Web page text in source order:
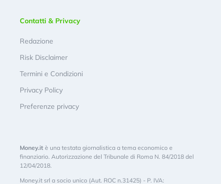
Contatti & Privacy
Redazione
Risk Disclaimer
Termini e Condizioni
Privacy Policy
Preferenze privacy
Money.it è una testata giornalistica a tema economico e
finanziario. Autorizzazione del Tribunale di Roma N. 84/2018 del
12/04/2018.
Money.it srl a socio unico (Aut. ROC n.31425) - P. IVA: